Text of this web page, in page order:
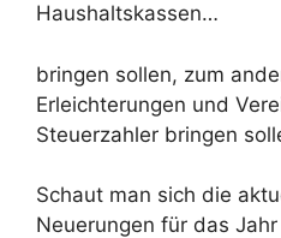
Haushaltskassen…
bringen sollen, zum
Erleichterungen und
Steuerzahler bringen
Schaut man sich die
Neuerungen für das